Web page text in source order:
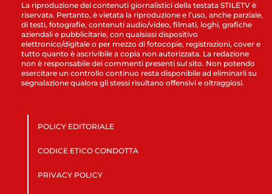
La riproduzione dei contenuti giornalistici della testata STILETV è
riservata. Pertanto, è vietata la riproduzione e l’uso, anche parziale,
di testi, fotografie, contenuti audio/video, filmati, loghi, grafiche
aziendali e pubblicitarie, con qualsiasi dispositivo
elettronico/digitale o per mezzo di fotocopie, registrazioni, cover e
tutto quanto è ascrivibile a copia non autorizzata. La redazione
non è responsabile dei commenti presenti sul sito. Non potendo
esercitare un controllo continuo resta disponibile ad eliminarli su
segnalazione qualora gli stessi risultano offensivi e oltraggiosi.
POLICY EDITORIALE
CODICE ETICO CONDOTTA
PRIVACY POLICY